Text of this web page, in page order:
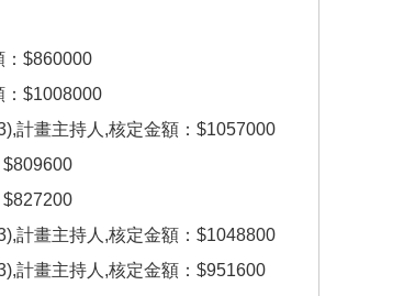
：$860000
：$1008000
計畫主持人,核定金額：$1057000
$809600
$827200
計畫主持人,核定金額：$1048800
計畫主持人,核定金額：$951600